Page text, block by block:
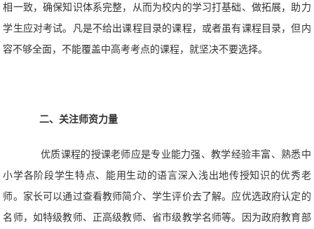
相一致，确保知识体系完整，从而为校内的学习打基础、做拓展，助力
学生应对考试。凡是不给出课程目录的课程，或者虽有课程目录，但内
容不够全面，不能覆盖中高考考点的课程，就坚决不要选择。
二、关注师资力量
优质课程的授课老师应是专业能力强、教学经验丰富、熟悉中
小学各阶段学生特点、能用生动的语言深入浅出地传授知识的优秀老
师。家长可以通过查看教师简介、学生评价去了解。应优选政府认定的
名师，如特级教师、正高级教师、省市级教学名师等。因为政府教育部